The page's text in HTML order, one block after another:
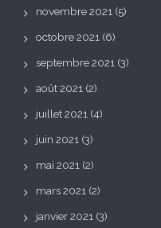
novembre 2021 (5)
octobre 2021 (6)
septembre 2021 (3)
août 2021 (2)
juillet 2021 (4)
juin 2021 (3)
mai 2021 (2)
mars 2021 (2)
janvier 2021 (3)